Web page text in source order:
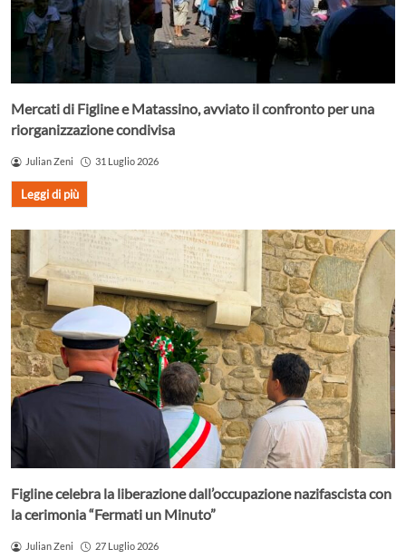
Mercati di Figline e Matassino, avviato il confronto per una
riorganizzazione condivisa
Julian Zeni 31 Luglio 2026
Leggi di più
Figline celebra la liberazione dall’occupazione nazifascista con
la cerimonia “Fermati un Minuto”
Julian Zeni 27 Luglio 2026